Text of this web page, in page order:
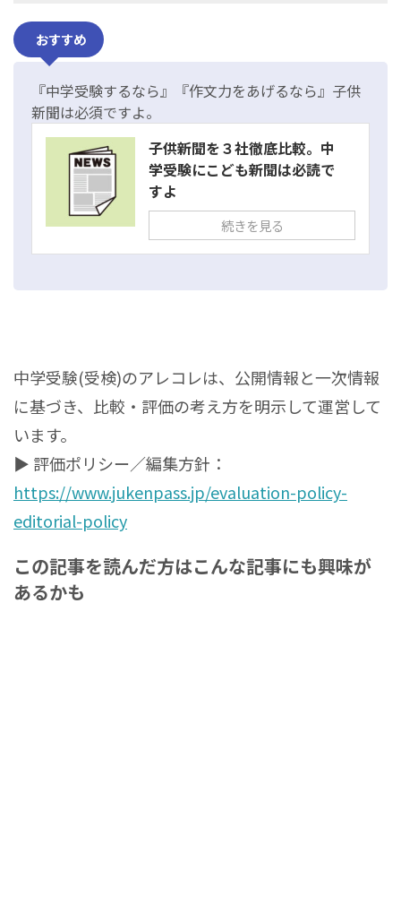
おすすめ
『中学受験するなら』『作文力をあげるなら』子供
新聞は必須ですよ。
子供新聞を３社徹底比較。中
学受験にこども新聞は必読で
すよ
続きを見る
中学受験(受検)のアレコレは、公開情報と一次情報
に基づき、比較・評価の考え方を明示して運営して
います。
▶ 評価ポリシー／編集方針：
https://www.jukenpass.jp/evaluation-policy-
editorial-policy
この記事を読んだ方はこんな記事にも興味が
あるかも